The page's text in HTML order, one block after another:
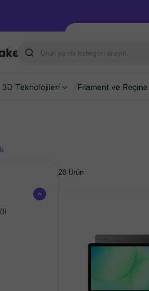
Hafta
3D Teknolojileri Filament ve Reçine
(1)
26 Ürün